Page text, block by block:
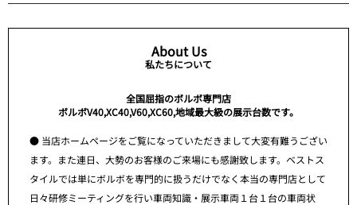
About Us
私たちについて
全国屈指のボルボ専門店
ボルボV40,XC40,V60,XC60,地域最大級の展示台数です。
● 当店ホームページをご覧になっていただきまして大変有難うござい
ます。また連日、大勢のお客様のご来場にも感謝致します。ベストス
タイルでは単にボルボを専門的に扱うだけでなく本当の専門店として
日々研修ミーティングを行い車両知識・展示車両１台１台の車両状